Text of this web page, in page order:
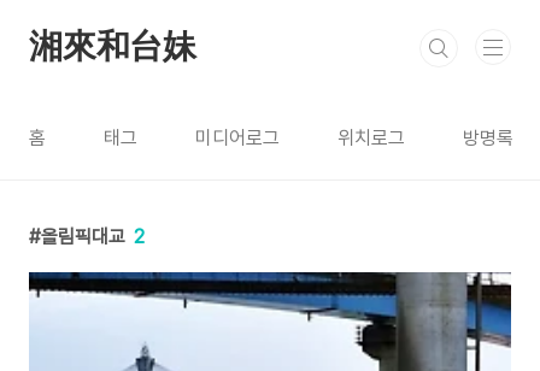
湘來和台妹
홈 태그 미디어로그 위치로그 방명록
올림픽대교 2